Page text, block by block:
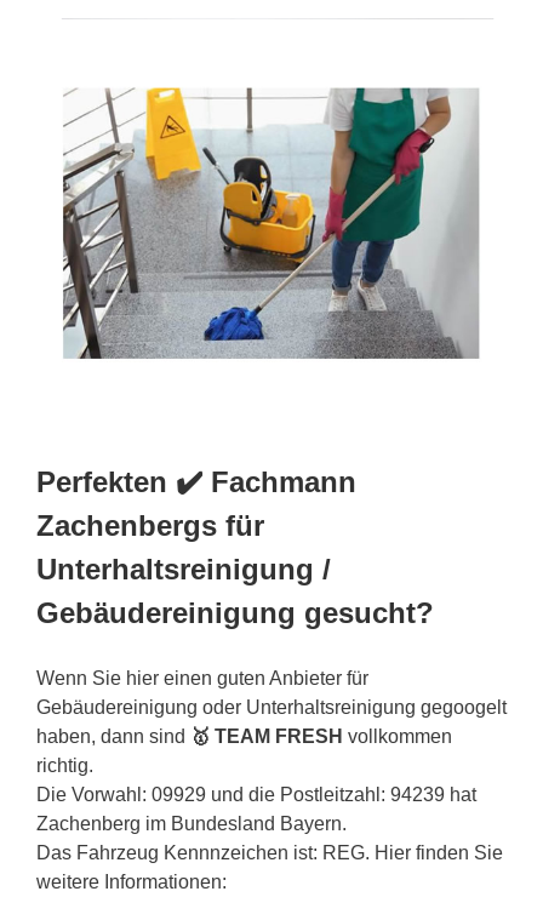
Perfekten ✔️ Fachmann
Zachenbergs für
Unterhaltsreinigung /
Gebäudereinigung gesucht?
Wenn Sie hier einen guten Anbieter für
Gebäudereinigung oder Unterhaltsreinigung gegoogelt
haben, dann sind 🥇 TEAM FRESH vollkommen
richtig.
Die Vorwahl: 09929 und die Postleitzahl: 94239 hat
Zachenberg im Bundesland Bayern.
Das Fahrzeug Kennnzeichen ist: REG. Hier finden Sie
weitere Informationen: